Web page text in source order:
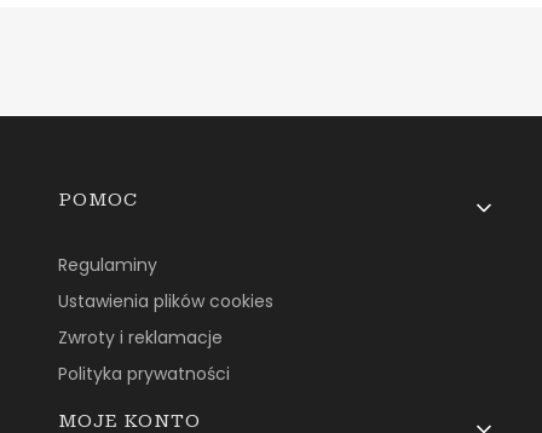
Linki w stopce
POMOC
Regulaminy
Ustawienia plików cookies
Zwroty i reklamacje
Polityka prywatności
MOJE KONTO